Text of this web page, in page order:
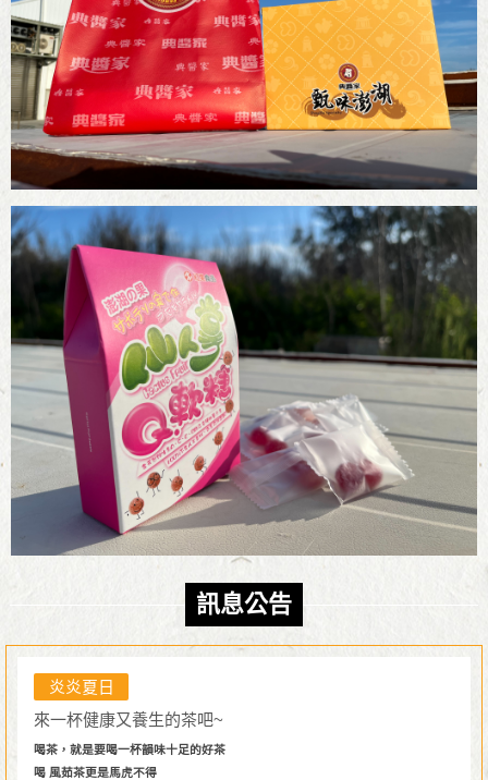
訊息公告
炎炎夏日
來一杯健康又養生的茶吧~
喝茶，就是要喝一杯韻味十足的好茶
喝 風茹茶更是馬虎不得